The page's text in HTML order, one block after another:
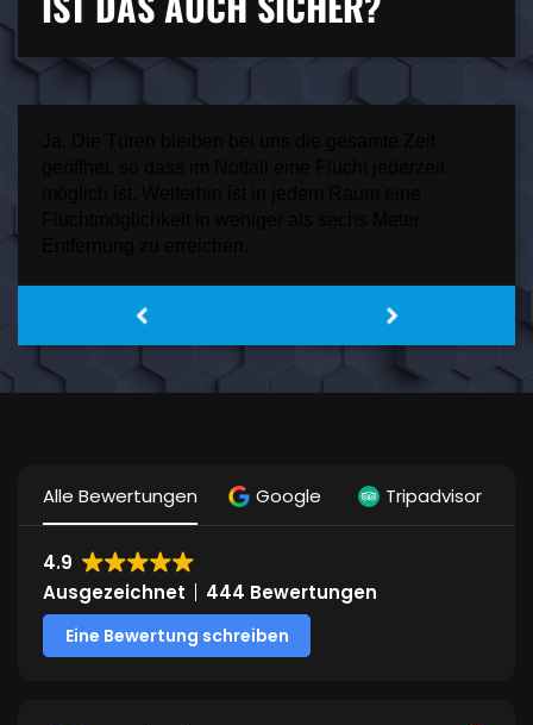
Alle Bewertungen Google Tripadvisor
4.9
Ausgezeichnet
444 Bewertungen
Eine Bewertung schreiben